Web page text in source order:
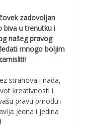
zadovoljan
biva u trenutku i
našeg pravog
mnogo boljim
strahova i nada,
kreativnosti i
pravu prirodu i
jedna i jedina